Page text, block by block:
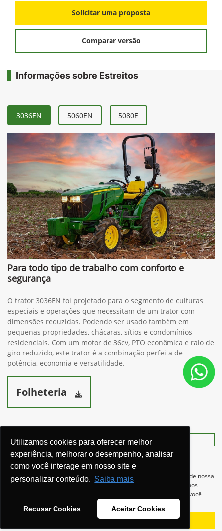
Utilizamos cookies para oferecer melhor
experiência, melhorar o desempenho, analisar
como você interage em nosso site e
personalizar conteúdo. Saiba mais
Recusar Cookies Aceitar Cookies
Solicitar uma proposta
Comparar versão
Informações sobre Estreitos
3036EN 5060EN 5080E
Para todo tipo de trabalho com conforto e
segurança
O trator 3036EN foi projetado para o segmento de culturas
especiais e operações que necessitam de um trator com
dimensões reduzidas. Podendo ser usado também em
pequenas propriedades, chácaras, sítios e condomínios
residenciais. Com um motor de 36cv, PTO econômica e raio de
giro reduzido, este trator é a combinação perfeita de
potência, economia e versatilidade.
Folheteria
Ver telefones
Para otimizar sua experiência durante a navegação, fazemos uso de nossa
política de cookies e para proteger seus dados pessoais respeitamos
. Ao seguir com a navegação e visita você
Recusar